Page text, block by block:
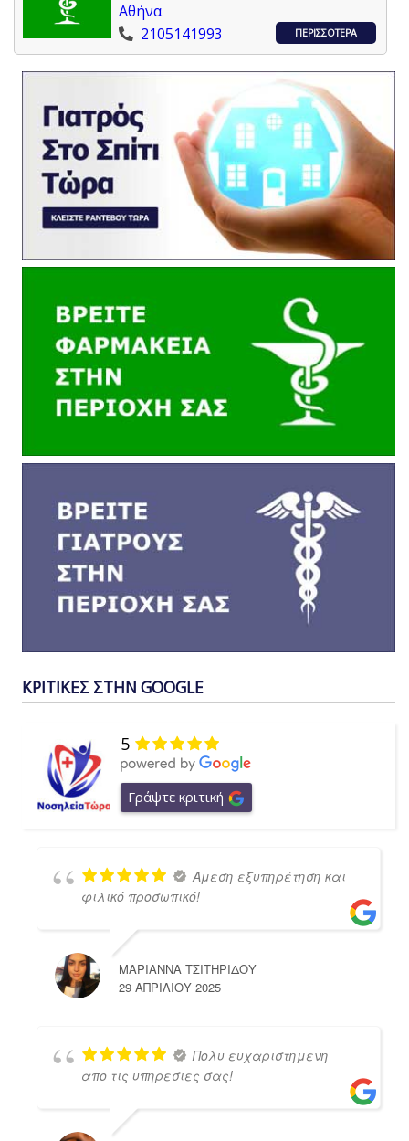
Αθήνα
2105141993
ΠΕΡΙΣΣΟΤΕΡΑ
ΚΡΙΤΙΚΕΣ ΣΤΗΝ GOOGLE
5
Γράψτε κριτική
Άμεση εξυπηρέτηση και
φιλικό προσωπικό!
ΜΑΡΙΑΝΝΑ ΤΣΙΤΗΡΙΔΟΥ
29 ΑΠΡΙΛΊΟΥ 2025
Πολυ ευχαριστημενη
απο τις υπηρεσιες σας!